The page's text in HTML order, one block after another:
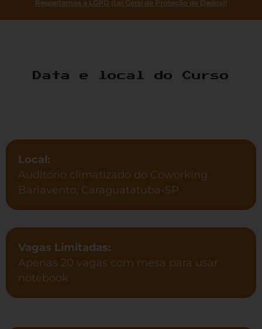
Respeitamos a LGPD (Lei Geral de Proteção de Dados)!
Data e local do Curso
Local:
Auditório climatizado do Coworking
Barlavento, Caraguatatuba-SP
Vagas Limitadas:
Apenas 20 vagas com mesa para usar
notebook